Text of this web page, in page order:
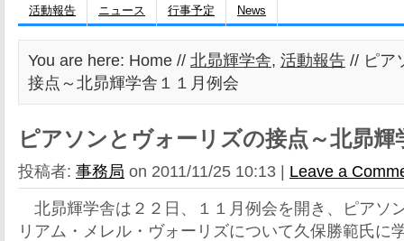
活動報告 ニュース 行事予定 News
You are here: Home // 北昴輝学舎, 活動報告 // ピア
接点～北昴輝学舎１１月例会
ピアソンとヴォーリズの接点～北昴輝
投稿者: 事務局 on 2011/11/25 10:13 | Leave a
北昴輝学舎は２２日、１１月例会を開き、ピアソ
リアム・メレル・ヴォーリズについて久保勝範氏に